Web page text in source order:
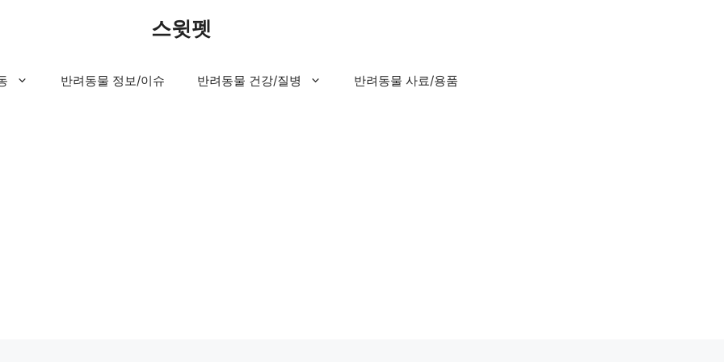
스윗펫
반려동물 정보/이슈 반려동물 건강/질병 반려동물 사료/용품